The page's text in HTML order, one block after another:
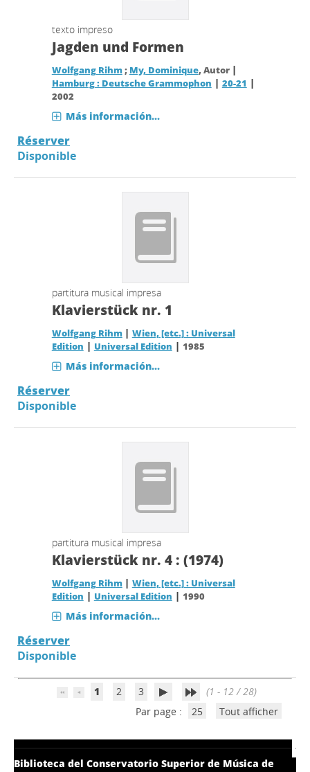
texto impreso
Jagden und Formen
Wolfgang Rihm; My, Dominique, Autor |
Hamburg : Deutsche Grammophon | 20-21 |
2002
Más información...
Réserver
Disponible
partitura musical impresa
Klavierstück nr. 1
Wolfgang Rihm | Wien, [etc.] : Universal
Edition | Universal Edition | 1985
Más información...
Réserver
Disponible
partitura musical impresa
Klavierstück nr. 4 : (1974)
Wolfgang Rihm | Wien, [etc.] : Universal
Edition | Universal Edition | 1990
Más información...
Réserver
Disponible
1 2 3
(1 - 12 / 28)
Par page :
25 Tout afficher
Biblioteca del Conservatorio Superior de Música de